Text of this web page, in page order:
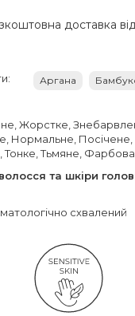
доставка
Аргана
Жорстке,
Нормальне,
Тонке, Тьмяне,
та шкіри
схвалений